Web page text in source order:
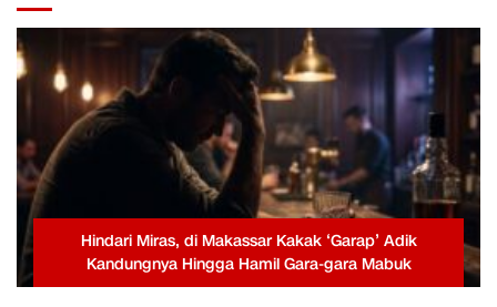
Hindari Miras, di Makassar Kakak ‘Garap’ Adik
Kandungnya Hingga Hamil Gara-gara Mabuk